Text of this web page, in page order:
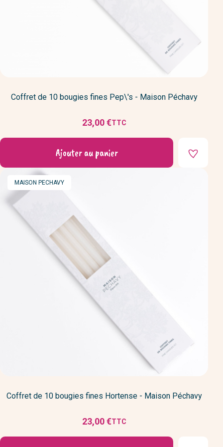
Coffret de 10 bougies fines Pep\'s - Maison Péchavy
Prix
23,00 €TTC
Ajouter au panier
MARQUE
MAISON PECHAVY
Coffret de 10 bougies fines Hortense - Maison Péchavy
Prix
23,00 €TTC